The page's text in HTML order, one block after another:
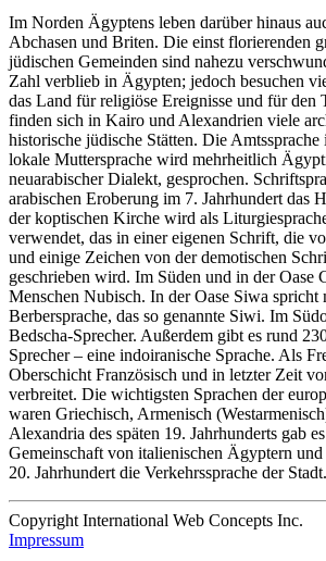
Im Norden Ägyptens leben darüber hinaus
Abchasen und Briten. Die einst florierenden
jüdischen Gemeinden sind nahezu
Zahl verblieb in Ägypten; jedoch besuchen
das Land für religiöse Ereignisse und für den
finden sich in Kairo und Alexandrien viele
historische jüdische Stätten. Die
lokale Muttersprache wird mehrheitlich
neuarabischer Dialekt, gesprochen.
arabischen Eroberung im 7. Jahrhundert das
der koptischen Kirche wird als
verwendet, das in einer eigenen Schrift, die
und einige Zeichen von der demotischen
geschrieben wird. Im Süden und in der Oase
Menschen Nubisch. In der Oase Siwa spricht
Berbersprache, das so genannte Siwi. Im
Bedscha-Sprecher. Außerdem gibt es rund
Sprecher – eine indoiranische Sprache. Als
Oberschicht Französisch und in letzter Zeit
verbreitet. Die wichtigsten Sprachen der
waren Griechisch, Armenisch
Alexandria des späten 19. Jahrhunderts gab
Gemeinschaft von italienischen Ägyptern
20. Jahrhundert die Verkehrssprache der Stadt.
Copyright International Web Concepts Inc.
Impressum